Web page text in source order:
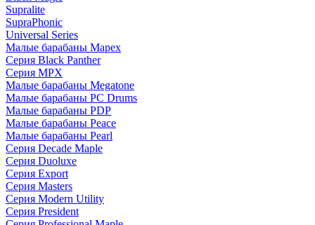
Supralite
SupraPhonic
Universal Series
Малые барабаны Mapex
Серия Black Panther
Серия MPX
Малые барабаны Megatone
Малые барабаны PC Drums
Малые барабаны PDP
Малые барабаны Peace
Малые барабаны Pearl
Серия Decade Maple
Серия Duoluxe
Серия Export
Серия Masters
Серия Modern Utility
Серия President